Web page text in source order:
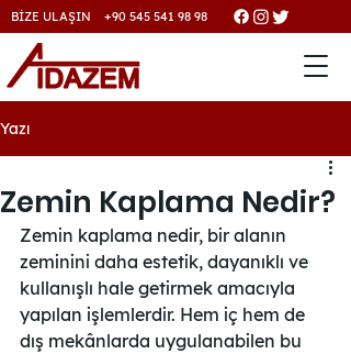
BİZE ULAŞIN +90 545 541 98 98
Yazı
Zemin Kaplama Nedir?
Zemin kaplama nedir, bir alanın
zeminini daha estetik, dayanıklı ve
kullanışlı hale getirmek amacıyla
yapılan işlemlerdir. Hem iç hem de
dış mekânlarda uygulanabilen bu